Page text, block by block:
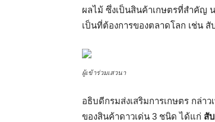
ผลไม้ ซึ่งเป็นสินค้าเกษตรที่สำคัญ
เป็นที่ต้องการของตลาดโลก เช่น
ผู้เข้าร่วมเสวนา
อธิบดีกรมส่งเสริมการเกษตร กล่า
ของสินค้าดาวเด่น 3 ชนิด ได้แก่ สั